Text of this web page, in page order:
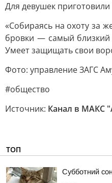
Для девушек
«Собираясь на охоту за
бровки — самый близкий
Умеет защищать свои
Фото: управление ЗАГС
#общество
Источник: Канал в МАКС
ТОП
Субботний